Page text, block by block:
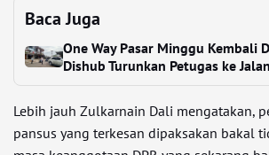
Baca Juga
One Way Pasar Minggu Kembali
Dishub Turunkan Petugas ke Jalan
Lebih jauh Zulkarnain Dali mengatakan,
pansus yang terkesan dipaksakan bakal